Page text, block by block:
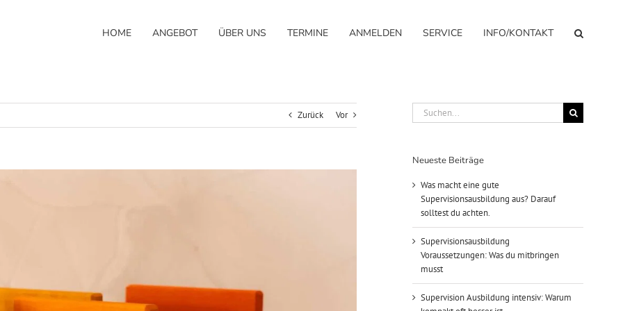
HOME ANGEBOT ÜBER UNS TERMINE ANMELDEN SERVICE INFO/KONTAKT
Zurück Vor
Suche
nach:
Neueste Beiträge
Was macht eine gute
Supervisionsausbildung aus? Darauf
solltest du achten.
Supervisionsausbildung
Voraussetzungen: Was du mitbringen
musst
Supervision Ausbildung intensiv: Warum